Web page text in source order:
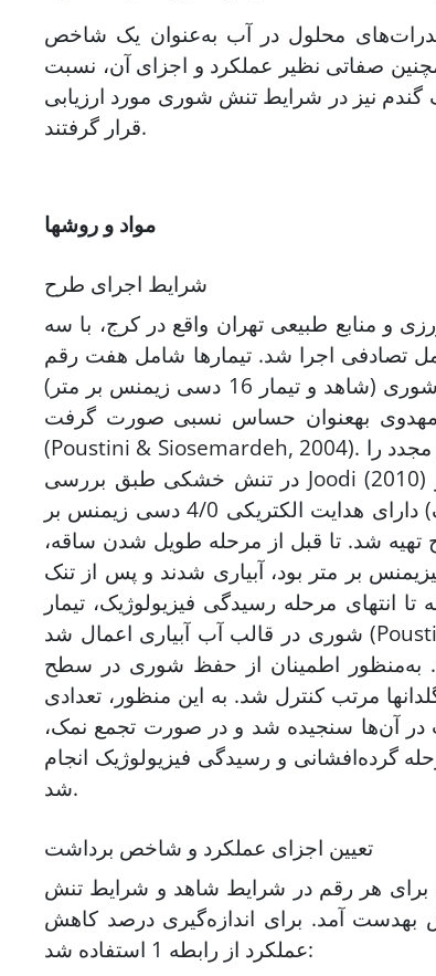
محلول در آب به‌عنوان یک شاخص
صفاتی نظیر عملکرد و اجزای آن، نسبت
نیز در شرایط تنش شوری مورد ارزیابی
قرار گرفتند.
مواد و روش­ها
شرایط اجرای طرح
کشاورزی و منابع طبیعی تهران واقع در کرج، با سه
تصادفی اجرا شد. تیمارها شامل هفت رقم
گندم (روشن، اینیاء-66، قدس، مهدوی، خزر-1، شعله و کرج-2) و دو سطح شوری (شاهد و تیمار 16 دسی زیمنس بر متر)
متحمل نسبی و قدس و مهدوی به­عنوان حساس نسبی صورت گرفت
(Poustini & Siosemardeh, 2004). همچنین ارقام خزر-1 و شعله، بیشترین انتقال مجدد و کرج-2، کمترین انتقال مجدد را
در تنش خشکی طبق بررسی Joodi (2010) نشان داده بودند. ارقام در داخل گلدان‌های پلاستیکی به قطر 25 سانتی­متر
کاشته شدند. خاک مورد استفاده در این آزمایش (نسبت 2:1 کود دامی:خاک) دارای هدایت الکتریکی 4/0 دسی زیمنس بر
تهیه شد. تا قبل از مرحله طویل شدن ساقه،
با استفاده از آب معمولی که دارای هدایت الکتریکی 2/1 دسی­زیمنس بر متر بود، آبیاری شدند و پس از تنک
انتهای مرحله رسیدگی فیزیولوژیک، تیمار
شوری در قالب آب آبیاری اعمال شد (Poustini & Siosemardeh, 2004). تیمار شوری به‌صورت تدریجی و از سطح دو
متر رسانده شد. به‌منظور اطمینان از حفظ شوری در سطح
مرتب کنترل شد. به این منظور، تعدادی
در آن‌ها سنجیده شد و در صورت تجمع نمک،
گرده‌افشانی و رسیدگی فیزیولوژیک انجام
شد.
تعیین اجزای عملکرد و شاخص برداشت
برای هر رقم در شرایط شاهد و شرایط تنش
آمد. برای اندازه‌گیری درصد کاهش
عملکرد از رابطه 1 استفاده شد: